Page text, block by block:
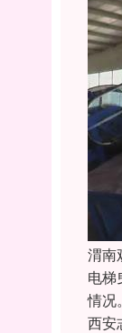
渭南
电梯
情况
西安